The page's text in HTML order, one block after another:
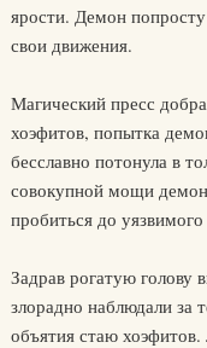
ярости. Демон
свои движения.
Магический пресс
хоэфитов, попытка
бесславно потонула в
совокупной мощи
пробиться до уязвимого
Задрав рогатую голову
злорадно наблюдали за
объятия стаю